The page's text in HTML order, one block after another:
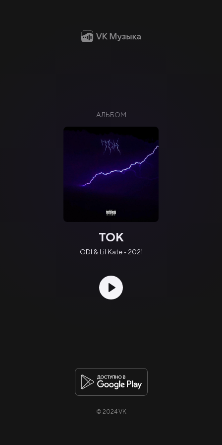
АЛЬБОМ
ТОК
ODI & Lil Kate • 2021
© 2024 VK